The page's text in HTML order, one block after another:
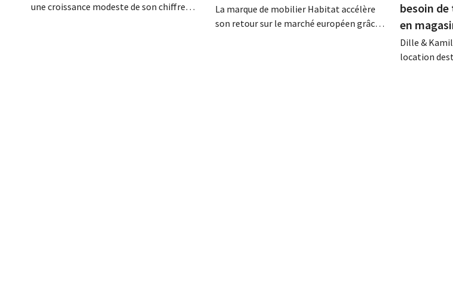
une croissance modeste de son chiffre
La marque de mobilier Habitat accélère
son retour sur le marché européen grâce à
besoin
en
Dille &
location